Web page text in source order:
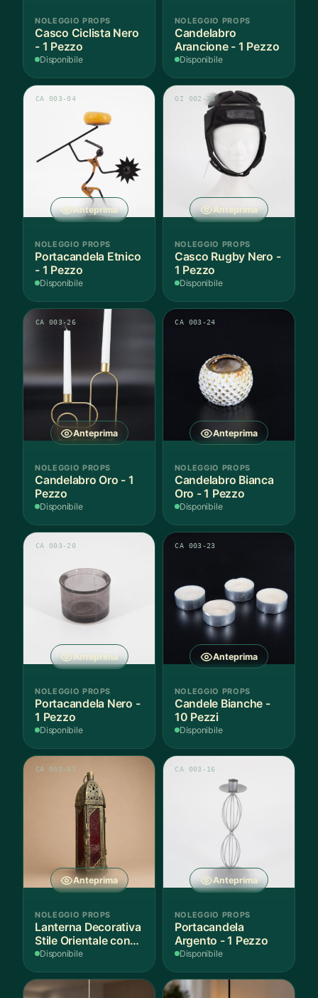
NOLEGGIO PROPS
Casco Ciclista Nero
- 1 Pezzo
Disponibile
NOLEGGIO PROPS
Candelabro
Arancione - 1 Pezzo
Disponibile
Anteprima
CA 003-04
NOLEGGIO PROPS
Portacandela Etnico
- 1 Pezzo
Disponibile
Anteprima
GI 002-28
NOLEGGIO PROPS
Casco Rugby Nero -
1 Pezzo
Disponibile
Anteprima
CA 003-26
NOLEGGIO PROPS
Candelabro Oro - 1
Pezzo
Disponibile
Anteprima
CA 003-24
NOLEGGIO PROPS
Candelabro Bianca
Oro - 1 Pezzo
Disponibile
Anteprima
CA 003-20
NOLEGGIO PROPS
Portacandela Nero -
1 Pezzo
Disponibile
Anteprima
CA 003-23
NOLEGGIO PROPS
Candele Bianche -
10 Pezzi
Disponibile
Anteprima
CA 003-01
NOLEGGIO PROPS
Lanterna Decorativa
Stile Orientale con
Vetri Rossi
Disponibile
Anteprima
CA 003-16
NOLEGGIO PROPS
Portacandela
Argento - 1 Pezzo
Disponibile